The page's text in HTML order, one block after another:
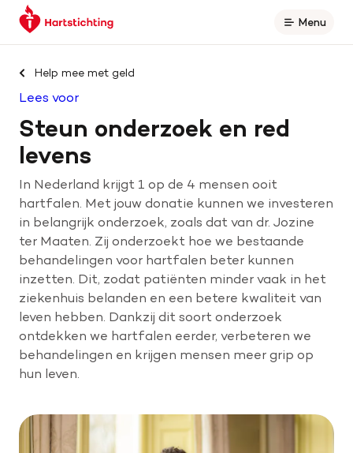
Spring
naar
Spring
naar
navigatie
Keer
terug
de
homepage
Open
Menu
Zoek binnen hartstichting.nl
Zoeken
Home
Hart- en vaatziekten
Oorzaken
Is jouw hart gezond?
Help mee met geld
Help mee met geld
Lees voor
Steun onderzoek en red
levens
In Nederland krijgt 1 op de 4 mensen ooit
hartfalen. Met jouw donatie kunnen we investeren
in belangrijk onderzoek, zoals dat van dr. Jozine
ter Maaten. Zij onderzoekt hoe we bestaande
behandelingen voor hartfalen beter kunnen
inzetten. Dit, zodat patiënten minder vaak in het
ziekenhuis belanden en een betere kwaliteit van
leven hebben. Dankzij dit soort onderzoek
ontdekken we hartfalen eerder, verbeteren we
behandelingen en krijgen mensen meer grip op
hun leven.